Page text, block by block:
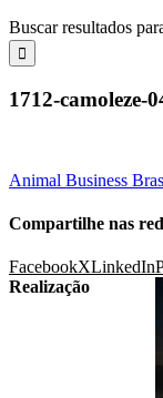
Buscar resultados
1712-camoleze-
Animal Business
Compartilhe nas
FacebookXLinkedIn
Realização